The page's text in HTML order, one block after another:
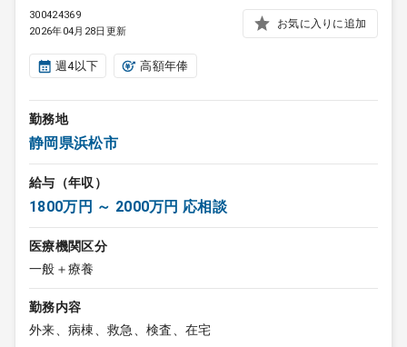
300424369
2026年04月28日更新
お気に入りに追加
週4以下 高額年俸
勤務地
静岡県浜松市
給与（年収）
1800万円 ～ 2000万円 応相談
医療機関区分
一般＋療養
勤務内容
外来、病棟、救急、検査、在宅